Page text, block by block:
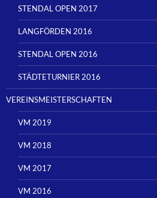
STENDAL OPEN 2017
LANGFÖRDEN 2016
STENDAL OPEN 2016
STÄDTETURNIER 2016
VEREINSMEISTERSCHAFTEN
VM 2019
VM 2018
VM 2017
VM 2016